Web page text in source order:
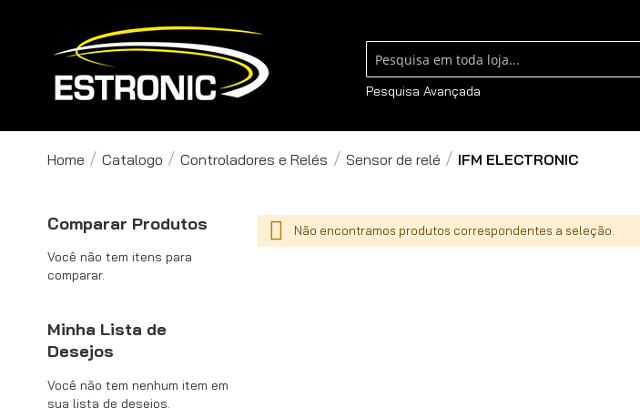
Pesquisa
Pesquisa Avançada
Home Catalogo Controladores e Relés Sensor de relé IFM ELECTRONIC
Não encontramos produtos correspondentes a seleção.
Comparar Produtos
Você não tem itens para
comparar.
Minha Lista de
Desejos
Você não tem nenhum item em
sua lista de desejos.